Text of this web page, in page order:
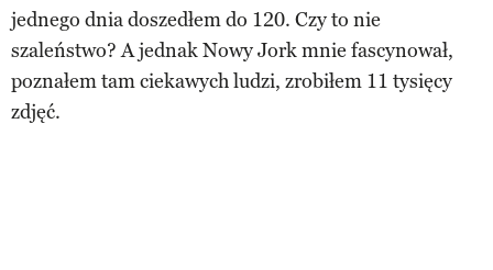
jednego dnia doszedłem do 120. Czy to nie
szaleństwo? A jednak Nowy Jork mnie fascynował,
poznałem tam ciekawych ludzi, zrobiłem 11 tysięcy
zdjęć.